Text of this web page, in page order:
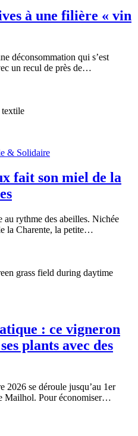
à une filière « vin
déconsommation qui s’est
un recul de près de…
& Solidaire
fait son miel de la
rythme des abeilles. Nichée
la Charente, la petite…
: ce vigneron
plants avec des
2026 se déroule jusqu’au 1er
Mailhol. Pour économiser…